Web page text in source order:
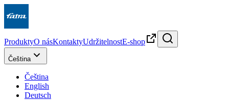
ProduktyO násKontaktyUdržitelnostE-shop
Čeština
Čeština
English
Deutsch